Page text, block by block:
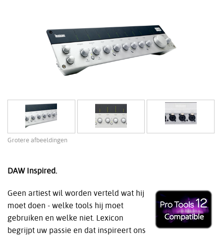
Grotere afbeeldingen
DAW Inspired.
Geen artiest wil worden verteld wat hij
moet doen - welke tools hij moet
gebruiken en welke niet. Lexicon
begrijpt uw passie en dat inspireert ons